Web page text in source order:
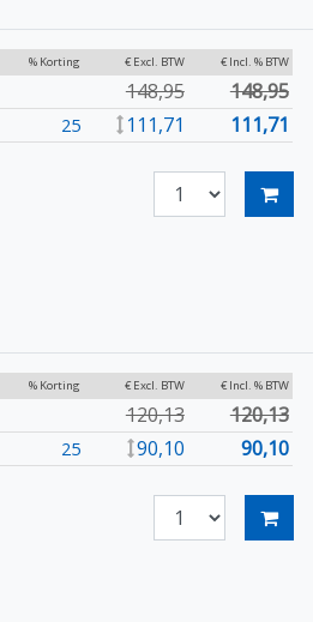
% Korting € Excl. BTW € Incl. % BTW
148,95 148,95
25 111,71 111,71
% Korting € Excl. BTW € Incl. % BTW
120,13 120,13
25 90,10 90,10